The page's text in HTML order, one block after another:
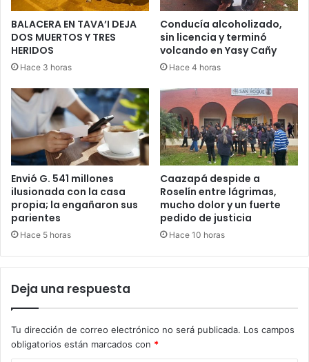
BALACERA EN TAVA’I DEJA
DOS MUERTOS Y TRES
HERIDOS
Hace 3 horas
Conducía alcoholizado,
sin licencia y terminó
volcando en Yasy Cañy
Hace 4 horas
Envió G. 541 millones
ilusionada con la casa
propia; la engañaron sus
parientes
Hace 5 horas
Caazapá despide a
Roselín entre lágrimas,
mucho dolor y un fuerte
pedido de justicia
Hace 10 horas
Deja una respuesta
Tu dirección de correo electrónico no será publicada. Los campos
obligatorios están marcados con *